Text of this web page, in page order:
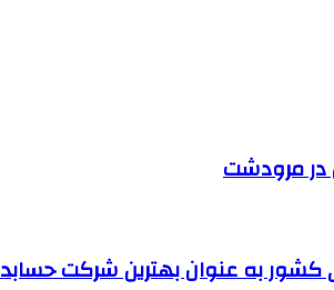
در مرودشت
به عنوان بهترین شرکت